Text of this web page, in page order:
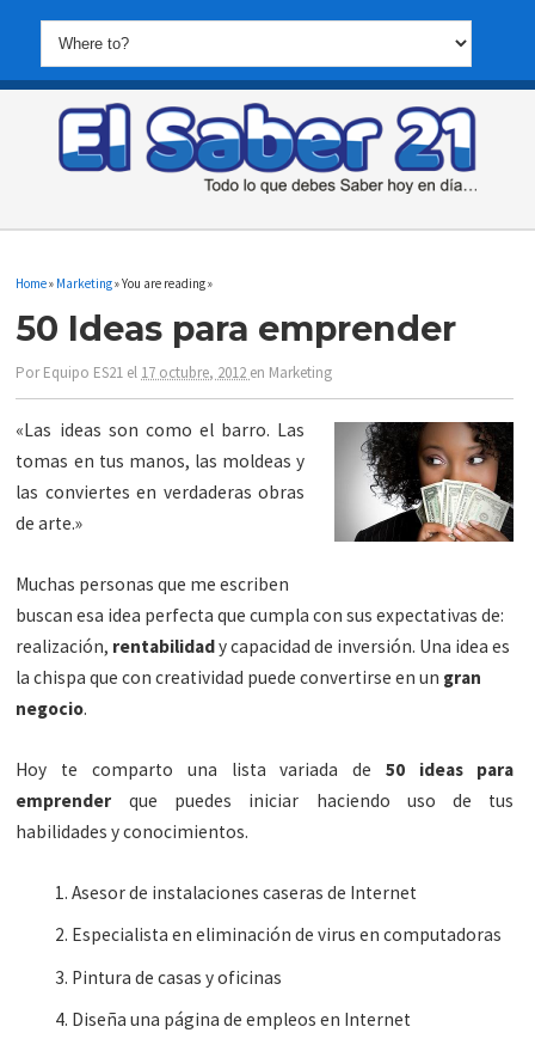
Home» Marketing» You are reading »
50 Ideas para emprender
PorEquipo ES21 el 17 octubre, 2012 en Marketing
«Las ideas son como el barro. Las
tomas en tus manos, las moldeas y
las conviertes en verdaderas obras
de arte.»
Muchas personas que me escriben
buscan esa idea perfecta que cumpla con sus expectativas de:
realización, rentabilidady capacidad de inversión. Una idea es
la chispa que con creatividad puede convertirse en un gran
negocio.
Hoy te comparto una lista variada de 50 ideas para
emprender que puedes iniciar haciendo uso de tus
habilidades y conocimientos.
Asesor de instalaciones caseras de Internet
Especialista en eliminación de virus en computadoras
Pintura de casas y oficinas
Diseña una página de empleos en Internet